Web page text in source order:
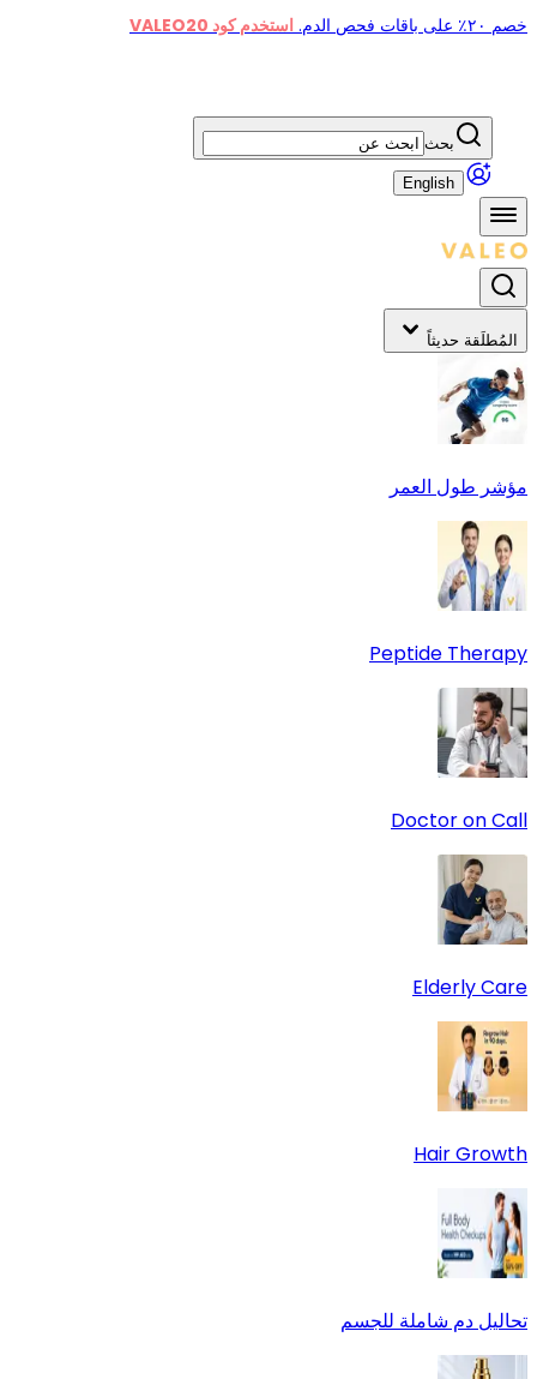
خصم ٢٠٪ على باقات فحص الدم. استخدم كود VALEO20
بحث
English
المُطلَقة حديثاً
مؤشر طول العمر
Peptide Therapy
Doctor on Call
Elderly Care
Hair Growth
تحاليل دم شاملة للجسم